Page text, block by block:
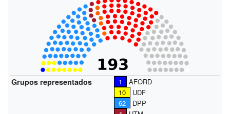
Grupos representados 1
AFORD
10
UDF
62
DPP